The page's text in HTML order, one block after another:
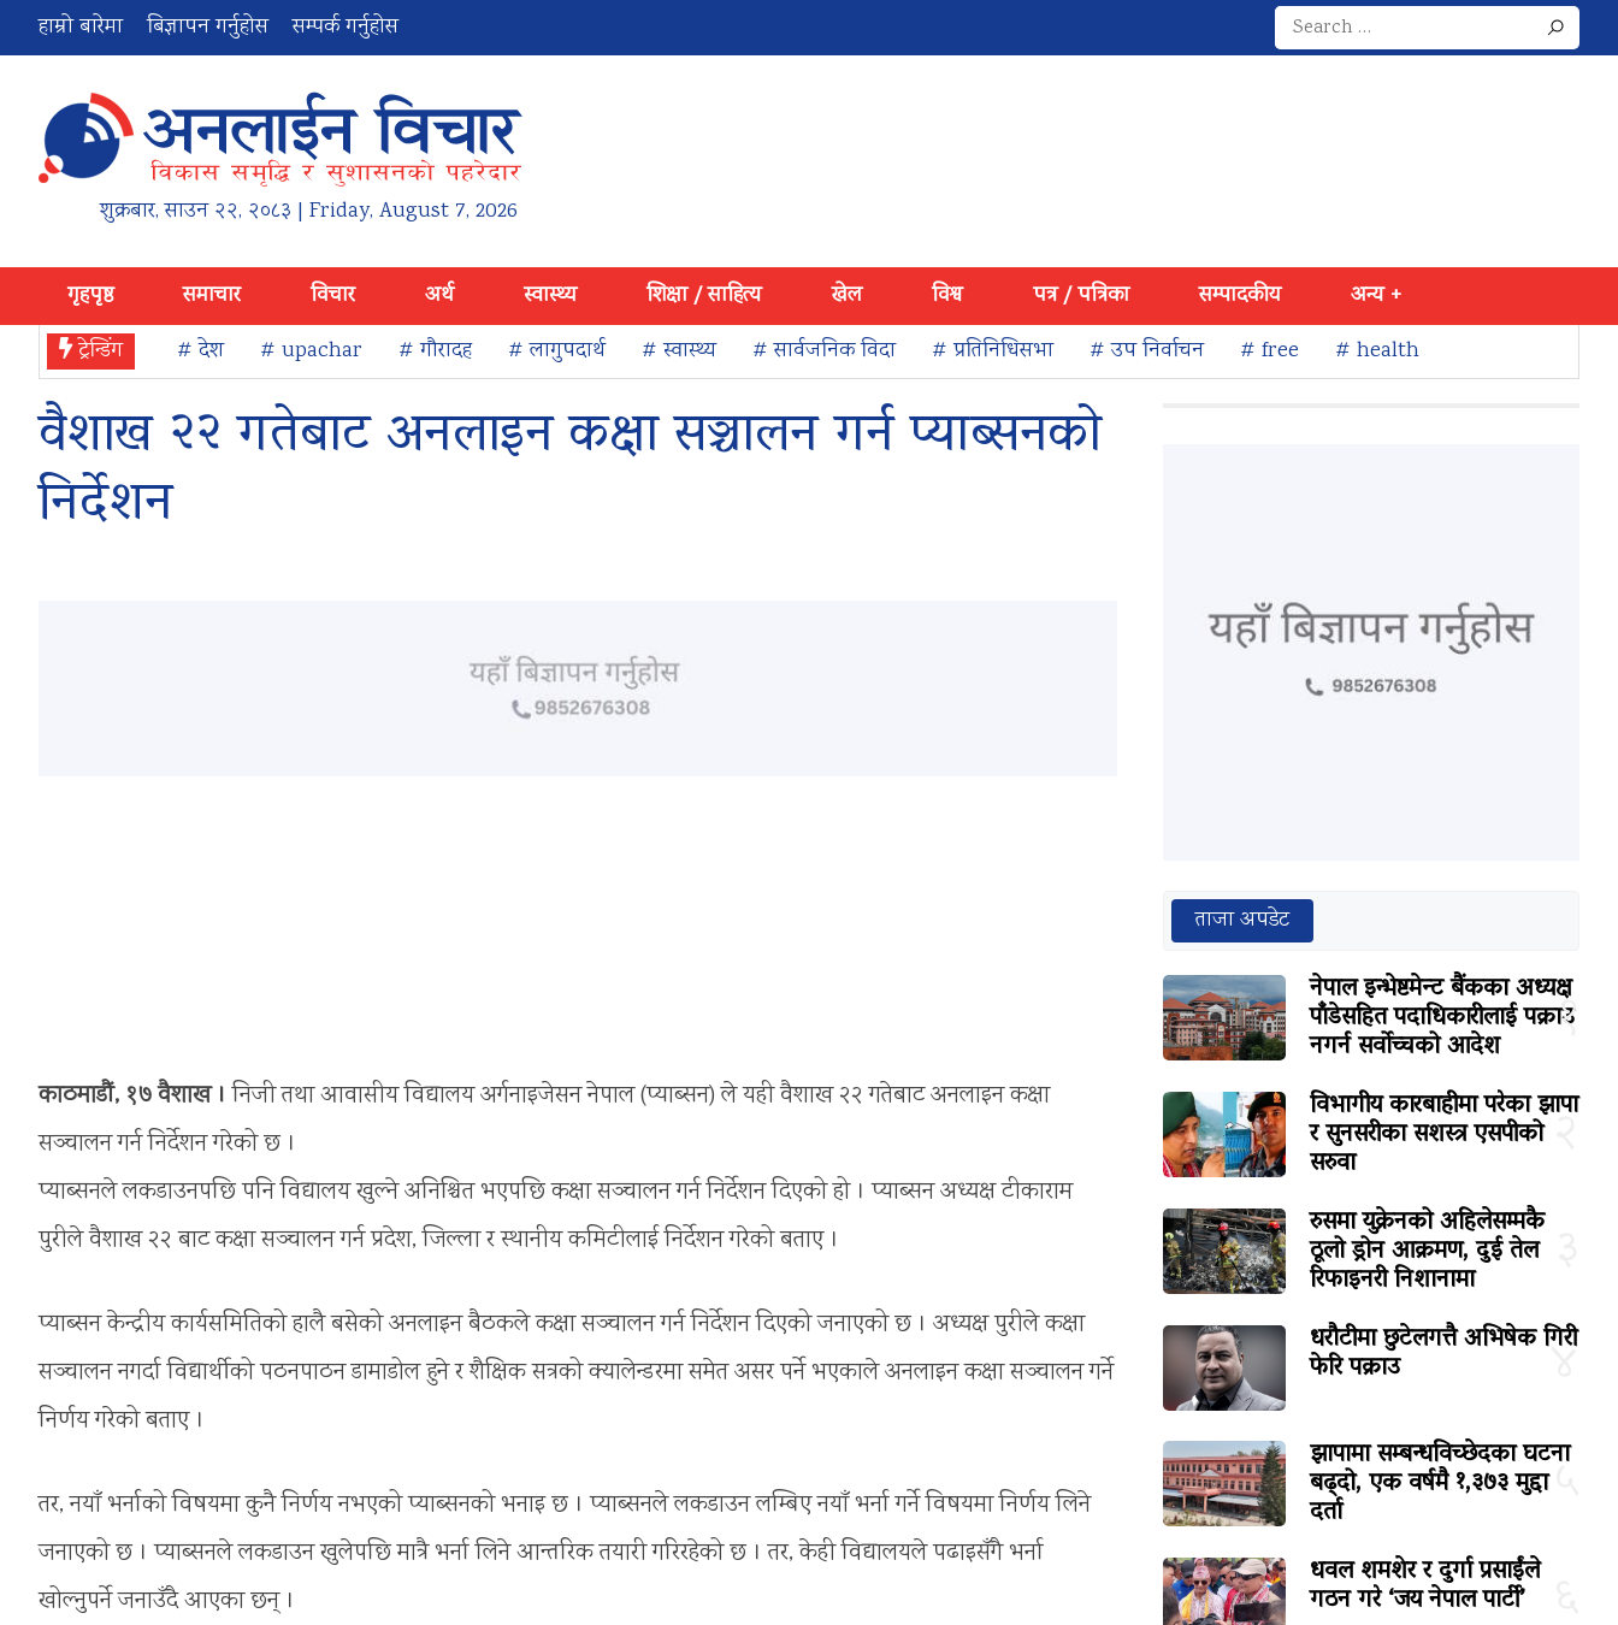
हाम्रो बारेमा बिज्ञापन गर्नुहोस सम्पर्क गर्नुहोस
Search
for:
शुक्रबार,साउन २२, २०८३ | Friday, August 7, 2026
गृहपृष्ठ समाचार विचार अर्थ स्वास्थ्य शिक्षा / साहित्य खेल विश्व पत्र / पत्रिका सम्पादकीय
अन्य +
ट्रेन्डिंग
# देश # upachar # गौरादह # लागुपदार्थ # स्वास्थ्य # सार्वजनिक विदा # प्रतिनिधिसभा # उप निर्वाचन # free # health
वैशाख २२ गतेबाट अनलाइन कक्षा सञ्चालन गर्न प्याब्सनको
निर्देशन
काठमाडौं, १७ वैशाख । निजी तथा आवासीय विद्यालय अर्गनाइजेसन नेपाल (प्याब्सन) ले यही वैशाख २२ गतेबाट अनलाइन कक्षा
सञ्चालन गर्न निर्देशन गरेको छ ।
प्याब्सनले लकडाउनपछि पनि विद्यालय खुल्ने अनिश्चित भएपछि कक्षा सञ्चालन गर्न निर्देशन दिएको हो । प्याब्सन अध्यक्ष टीकाराम
पुरीले वैशाख २२ बाट कक्षा सञ्चालन गर्न प्रदेश, जिल्ला र स्थानीय कमिटीलाई निर्देशन गरेको बताए ।
प्याब्सन केन्द्रीय कार्यसमितिको हालै बसेको अनलाइन बैठकले कक्षा सञ्चालन गर्न निर्देशन दिएको जनाएको छ । अध्यक्ष पुरीले कक्षा
सञ्चालन नगर्दा विद्यार्थीको पठनपाठन डामाडोल हुने र शैक्षिक सत्रको क्यालेन्डरमा समेत असर पर्ने भएकाले अनलाइन कक्षा सञ्चालन गर्ने
निर्णय गरेको बताए ।
तर, नयाँ भर्नाको विषयमा कुनै निर्णय नभएको प्याब्सनको भनाइ छ । प्याब्सनले लकडाउन लम्बिए नयाँ भर्ना गर्ने विषयमा निर्णय लिने
जनाएको छ । प्याब्सनले लकडाउन खुलेपछि मात्रै भर्ना लिने आन्तरिक तयारी गरिरहेको छ । तर, केही विद्यालयले पढाइसँगै भर्ना
खोल्नुपर्ने जनाउँदै आएका छन् ।
ताजा अपडेट
१
नेपाल इन्भेष्टमेन्ट बैंकका अध्यक्ष
पाँडेसहित पदाधिकारीलाई पक्राउ
नगर्न सर्वोच्चको आदेश
२
विभागीय कारबाहीमा परेका झापा
र सुनसरीका सशस्त्र एसपीको
सरुवा
रुसमा युक्रेनको अहिलेसम्मकै
ठूलो ड्रोन आक्रमण, दुई तेल
रिफाइनरी निशानामा
४
धरौटीमा छुटेलगत्तै अभिषेक गिरी
फेरि पक्राउ
५
झापामा सम्बन्धविच्छेदका घटना
बढ्दो, एक वर्षमै १,३७३ मुद्दा
दर्ता
धवल शमशेर र दुर्गा प्रसाईंले
गठन गरे ‘जय नेपाल पार्टी’